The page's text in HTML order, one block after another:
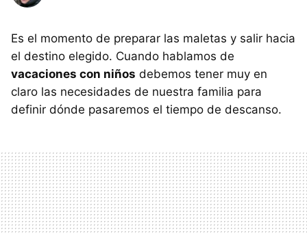
Es el momento de preparar las maletas y salir hacia
el destino elegido. Cuando hablamos de
vacaciones con niños debemos tener muy en
claro las necesidades de nuestra familia para
definir dónde pasaremos el tiempo de descanso.